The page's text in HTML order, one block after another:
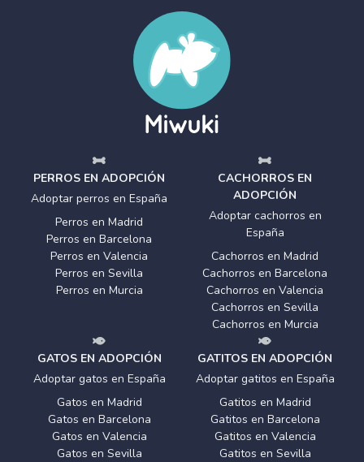
PERROS EN ADOPCIÓN
Adoptar perros en España
Perros en Madrid
Perros en Barcelona
Perros en Valencia
Perros en Sevilla
Perros en Murcia
CACHORROS EN
ADOPCIÓN
Adoptar cachorros en
España
Cachorros en Madrid
Cachorros en Barcelona
Cachorros en Valencia
Cachorros en Sevilla
Cachorros en Murcia
GATOS EN ADOPCIÓN
Adoptar gatos en España
Gatos en Madrid
Gatos en Barcelona
Gatos en Valencia
Gatos en Sevilla
GATITOS EN ADOPCIÓN
Adoptar gatitos en España
Gatitos en Madrid
Gatitos en Barcelona
Gatitos en Valencia
Gatitos en Sevilla